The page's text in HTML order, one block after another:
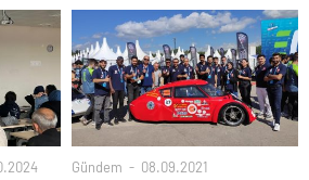
Gündem 08.09.2021